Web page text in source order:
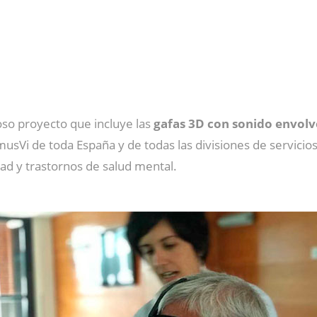
proyecto que incluye las gafas 3D con sonido
de toda España y de todas las divisiones de
y trastornos de salud mental.